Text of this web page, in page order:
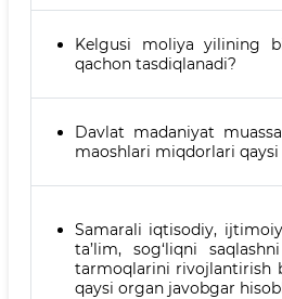
Kelgusi moliya yilining
qachon tasdiqlanadi?
Davlat madaniyat
maoshlari miqdorlari
Samarali iqtisodiy,
ta’lim, sog‘liqni
tarmoqlarini rivojlantirish
qaysi organ javobgar